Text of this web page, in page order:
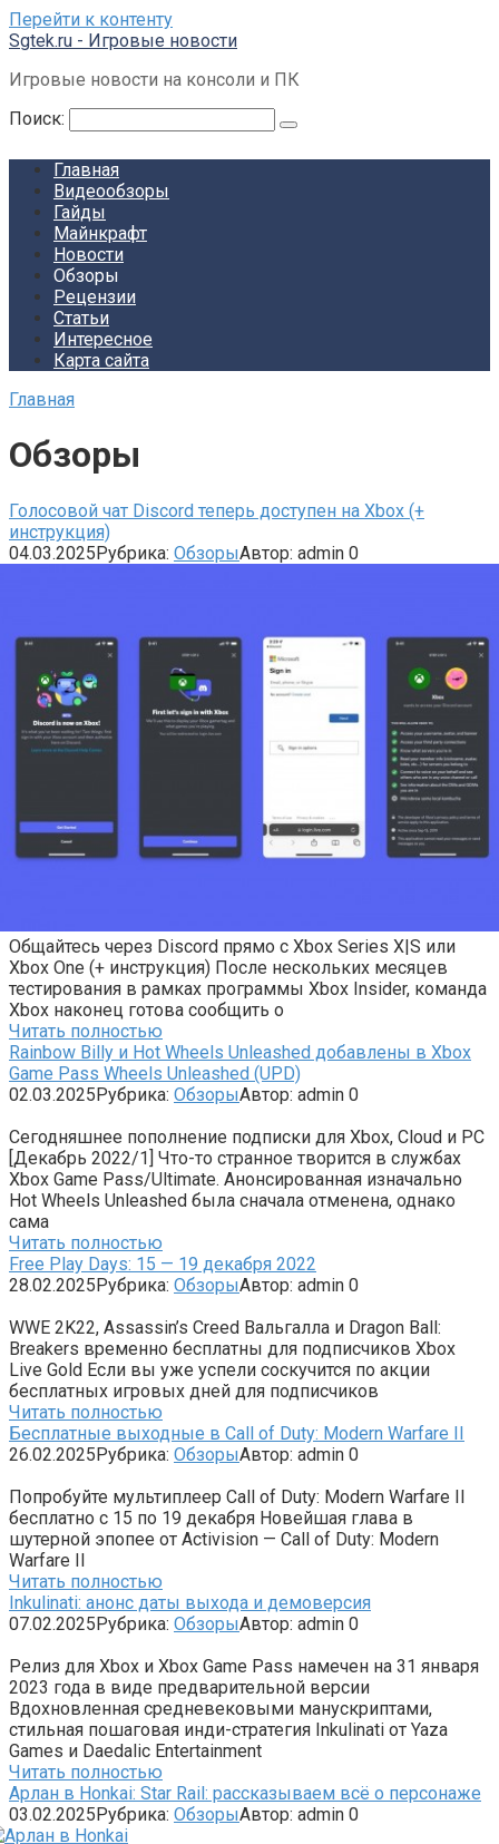
Перейти к контенту
Sgtek.ru - Игровые новости
Игровые новости на консоли и ПК
Поиск:
Главная
Видеообзоры
Гайды
Майнкрафт
Новости
Обзоры
Рецензии
Статьи
Интересное
Карта сайта
Главная
Обзоры
Голосовой чат Discord теперь доступен на Xbox (+
инструкция)
04.03.2025Рубрика: ОбзорыАвтор: admin 0
Общайтесь через Discord прямо с Xbox Series X|S или
Xbox One (+ инструкция) После нескольких месяцев
тестирования в рамках программы Xbox Insider, команда
Xbox наконец готова сообщить о
Читать полностью
Rainbow Billy и Hot Wheels Unleashed добавлены в Xbox
Game Pass Wheels Unleashed (UPD)
02.03.2025Рубрика: ОбзорыАвтор: admin 0
Сегодняшнее пополнение подписки для Xbox, Cloud и РС
[Декабрь 2022/1] Что-то странное творится в службах
Xbox Game Pass/Ultimate. Анонсированная изначально
Hot Wheels Unleashed была сначала отменена, однако
сама
Читать полностью
Free Play Days: 15 — 19 декабря 2022
28.02.2025Рубрика: ОбзорыАвтор: admin 0
WWE 2K22, Assassin’s Creed Вальгалла и Dragon Ball:
Breakers временно бесплатны для подписчиков Xbox
Live Gold Если вы уже успели соскучится по акции
бесплатных игровых дней для подписчиков
Читать полностью
Бесплатные выходные в Call of Duty: Modern Warfare II
26.02.2025Рубрика: ОбзорыАвтор: admin 0
Попробуйте мультиплеер Call of Duty: Modern Warfare II
бесплатно с 15 по 19 декабря Новейшая глава в
шутерной эпопее от Activision — Call of Duty: Modern
Warfare II
Читать полностью
Inkulinati: анонс даты выхода и демоверсия
07.02.2025Рубрика: ОбзорыАвтор: admin 0
Релиз для Xbox и Xbox Game Pass намечен на 31 января
2023 года в виде предварительной версии
Вдохновленная средневековыми манускриптами,
стильная пошаговая инди-стратегия Inkulinati от Yaza
Games и Daedalic Entertainment
Читать полностью
Арлан в Honkai: Star Rail: рассказываем всё о персонаже
03.02.2025Рубрика: ОбзорыАвтор: admin 0